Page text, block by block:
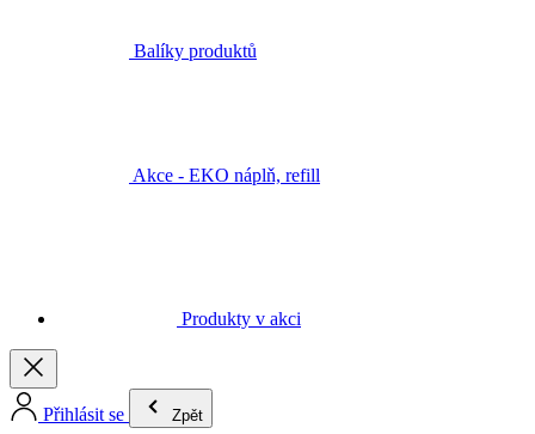
Balíky produktů
Akce - EKO náplň, refill
Produkty v akci
Přihlásit se Zpět